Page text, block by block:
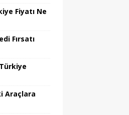
Fiyatı Ne
Fırsatı
Araçlara